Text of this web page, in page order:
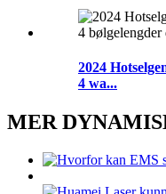
2024
4 wa...
MER